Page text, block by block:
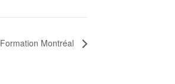
Formation Montréal